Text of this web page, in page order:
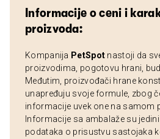
Informacije o ceni i
proizvoda:
Kompanija PetSpot nastoji da
proizvodima, pogotovu hrani,
Međutim, proizvođači hrane
unapređuju svoje formule, zbog
informacije uvek one na samom
Informacije sa ambalaže su
podataka o prisustvu sastojaka